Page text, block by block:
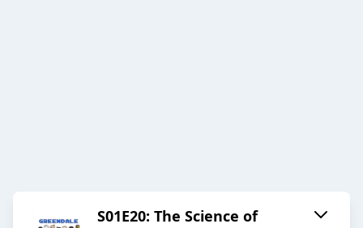
S01E20: The Science of